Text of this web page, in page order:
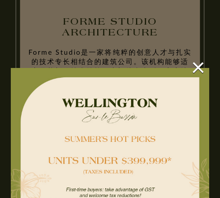
FORME STUDIO
ARCHITECTURE
Forme Studio是一家将纯粹的创意人才与扎实
的技术专长相结合的建筑公司。该机构能够适
了解更多
×